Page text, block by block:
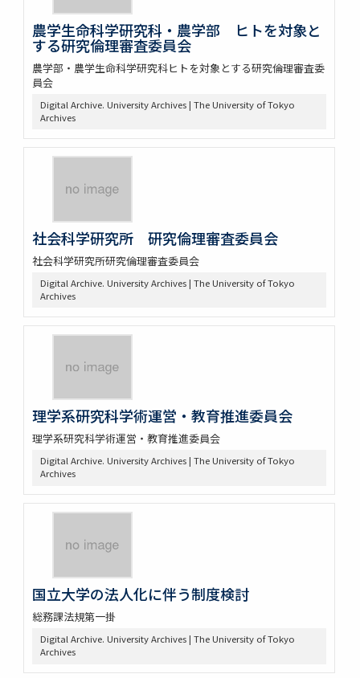
農学生命科学研究科・農学部 ヒトを対象と
する研究倫理審査委員会
農学部・農学生命科学研究科ヒトを対象とする研究倫理審査委
員会
Digital Archive. University Archives | The University of Tokyo
Archives
社会科学研究所 研究倫理審査委員会
社会科学研究所研究倫理審査委員会
Digital Archive. University Archives | The University of Tokyo
Archives
理学系研究科学術運営・教育推進委員会
理学系研究科学術運営・教育推進委員会
Digital Archive. University Archives | The University of Tokyo
Archives
国立大学の法人化に伴う制度検討
総務課法規第一掛
Digital Archive. University Archives | The University of Tokyo
Archives